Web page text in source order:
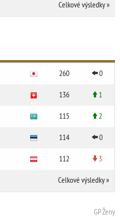
Celkové výsledky»
260 0
136 1
115 2
114 0
112 3
Celkové výsledky»
GP Ženy